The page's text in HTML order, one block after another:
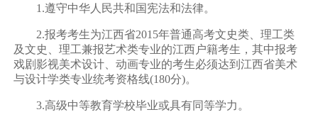
1.遵守中华人民共和国宪法和法律。
2.报考考生为江西省2015年普通高考文史类、理工类
及文史、理工兼报艺术类专业的江西户籍考生，其中报考
戏剧影视美术设计、动画专业的考生必须达到江西省美术
与设计学类专业统考资格线(180分)。
3.高级中等教育学校毕业或具有同等学力。